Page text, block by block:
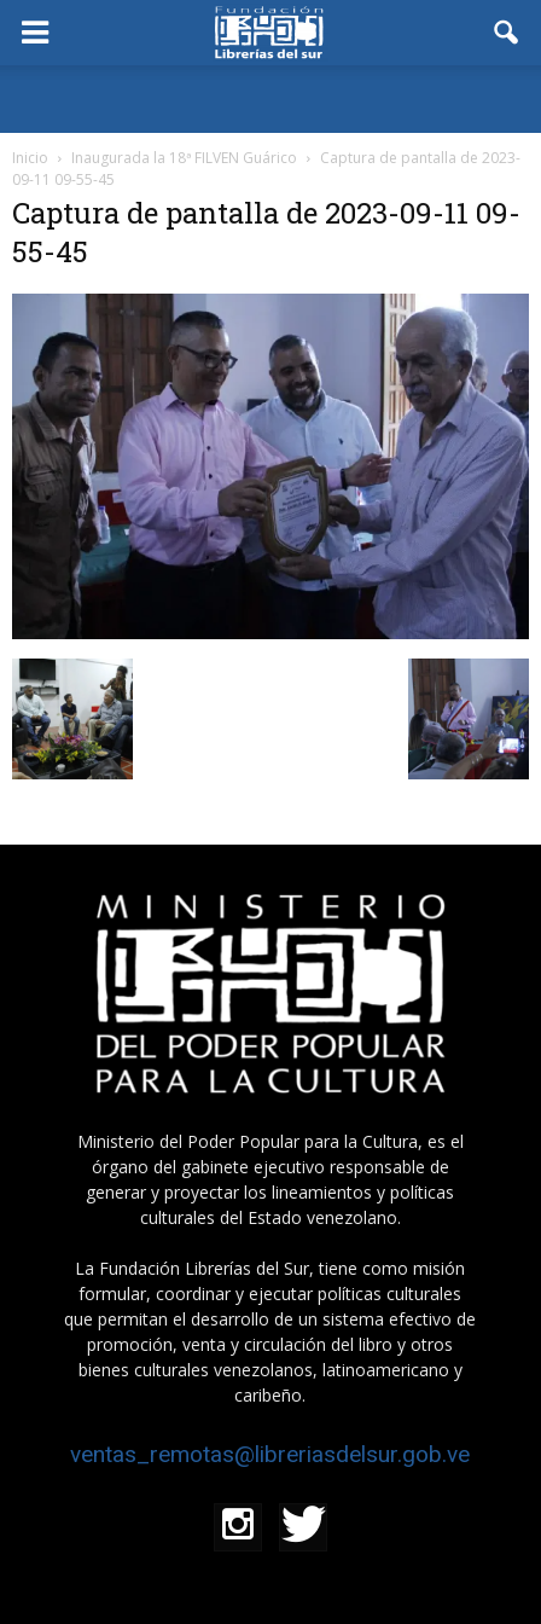
Inicio Inaugurada la 18ª FILVEN Guárico
Captura de pantalla de 2023-
09-11 09-55-45
Captura de pantalla de 2023-09-11 09-
55-45
Ministerio del Poder Popular para la Cultura, es el
órgano del gabinete ejecutivo responsable de
generar y proyectar los lineamientos y políticas
culturales del Estado venezolano.
La Fundación Librerías del Sur, tiene como misión
formular, coordinar y ejecutar políticas culturales
que permitan el desarrollo de un sistema efectivo de
promoción, venta y circulación del libro y otros
bienes culturales venezolanos, latinoamericano y
caribeño.
ventas_remotas@libreriasdelsur.gob.ve